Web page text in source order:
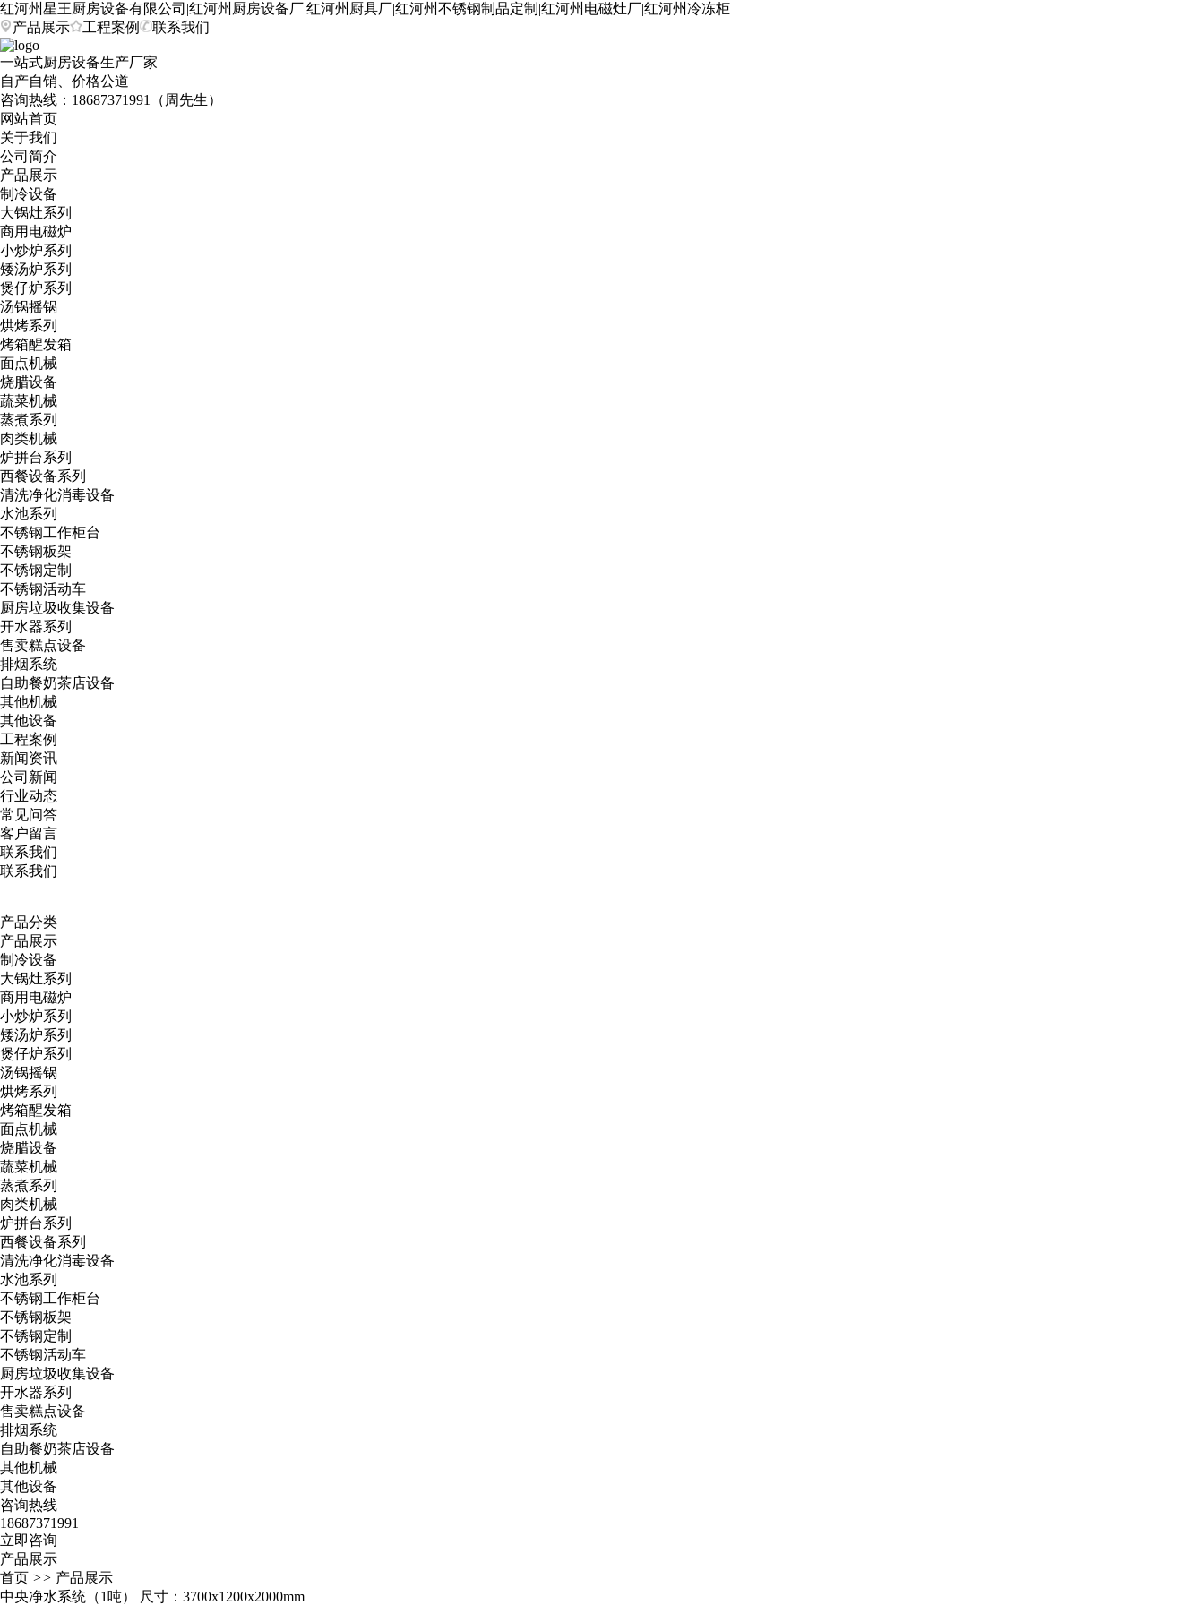
红河州星王厨房设备有限公司|红河州厨房设备厂|红河州厨具厂|红河州不锈钢制品定制|红河州电磁灶厂|红河州冷冻柜
产品展示
工程案例 联系我们
一站式厨房设备生产厂家
自产自销、价格公道
咨询热线： 18687371991（周先生）
网站首页
关于我们
公司简介
产品展示
制冷设备
大锅灶系列
商用电磁炉
小炒炉系列
矮汤炉系列
煲仔炉系列
汤锅摇锅
烘烤系列
烤箱醒发箱
面点机械
烧腊设备
蔬菜机械
蒸煮系列
肉类机械
炉拼台系列
西餐设备系列
清洗净化消毒设备
水池系列
不锈钢工作柜台
不锈钢板架
不锈钢定制
不锈钢活动车
厨房垃圾收集设备
开水器系列
售卖糕点设备
排烟系统
自助餐奶茶店设备
其他机械
其他设备
工程案例
新闻资讯
公司新闻
行业动态
常见问答
客户留言
联系我们
联系我们
产品分类
产品展示
制冷设备
大锅灶系列
商用电磁炉
小炒炉系列
矮汤炉系列
煲仔炉系列
汤锅摇锅
烘烤系列
烤箱醒发箱
面点机械
烧腊设备
蔬菜机械
蒸煮系列
肉类机械
炉拼台系列
西餐设备系列
清洗净化消毒设备
水池系列
不锈钢工作柜台
不锈钢板架
不锈钢定制
不锈钢活动车
厨房垃圾收集设备
开水器系列
售卖糕点设备
排烟系统
自助餐奶茶店设备
其他机械
其他设备
咨询热线
18687371991
立即咨询
产品展示
首页 >> 产品展示
中央净水系统（1吨） 尺寸：3700x1200x2000mm